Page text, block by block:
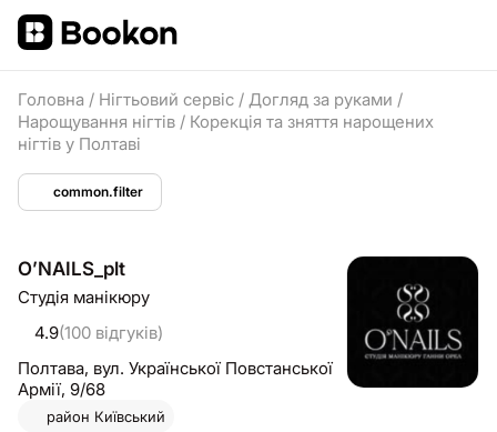
Головна / Нігтьовий сервіс / Догляд за руками /
Нарощування нігтів / Корекція та зняття нарощених
нігтів у Полтаві
common.filter
OʼNAILS_plt
Студія манікюру
4.9(100 відгуків)
Полтава, вул. Української Повстанської
Армії, 9/68
район Київський